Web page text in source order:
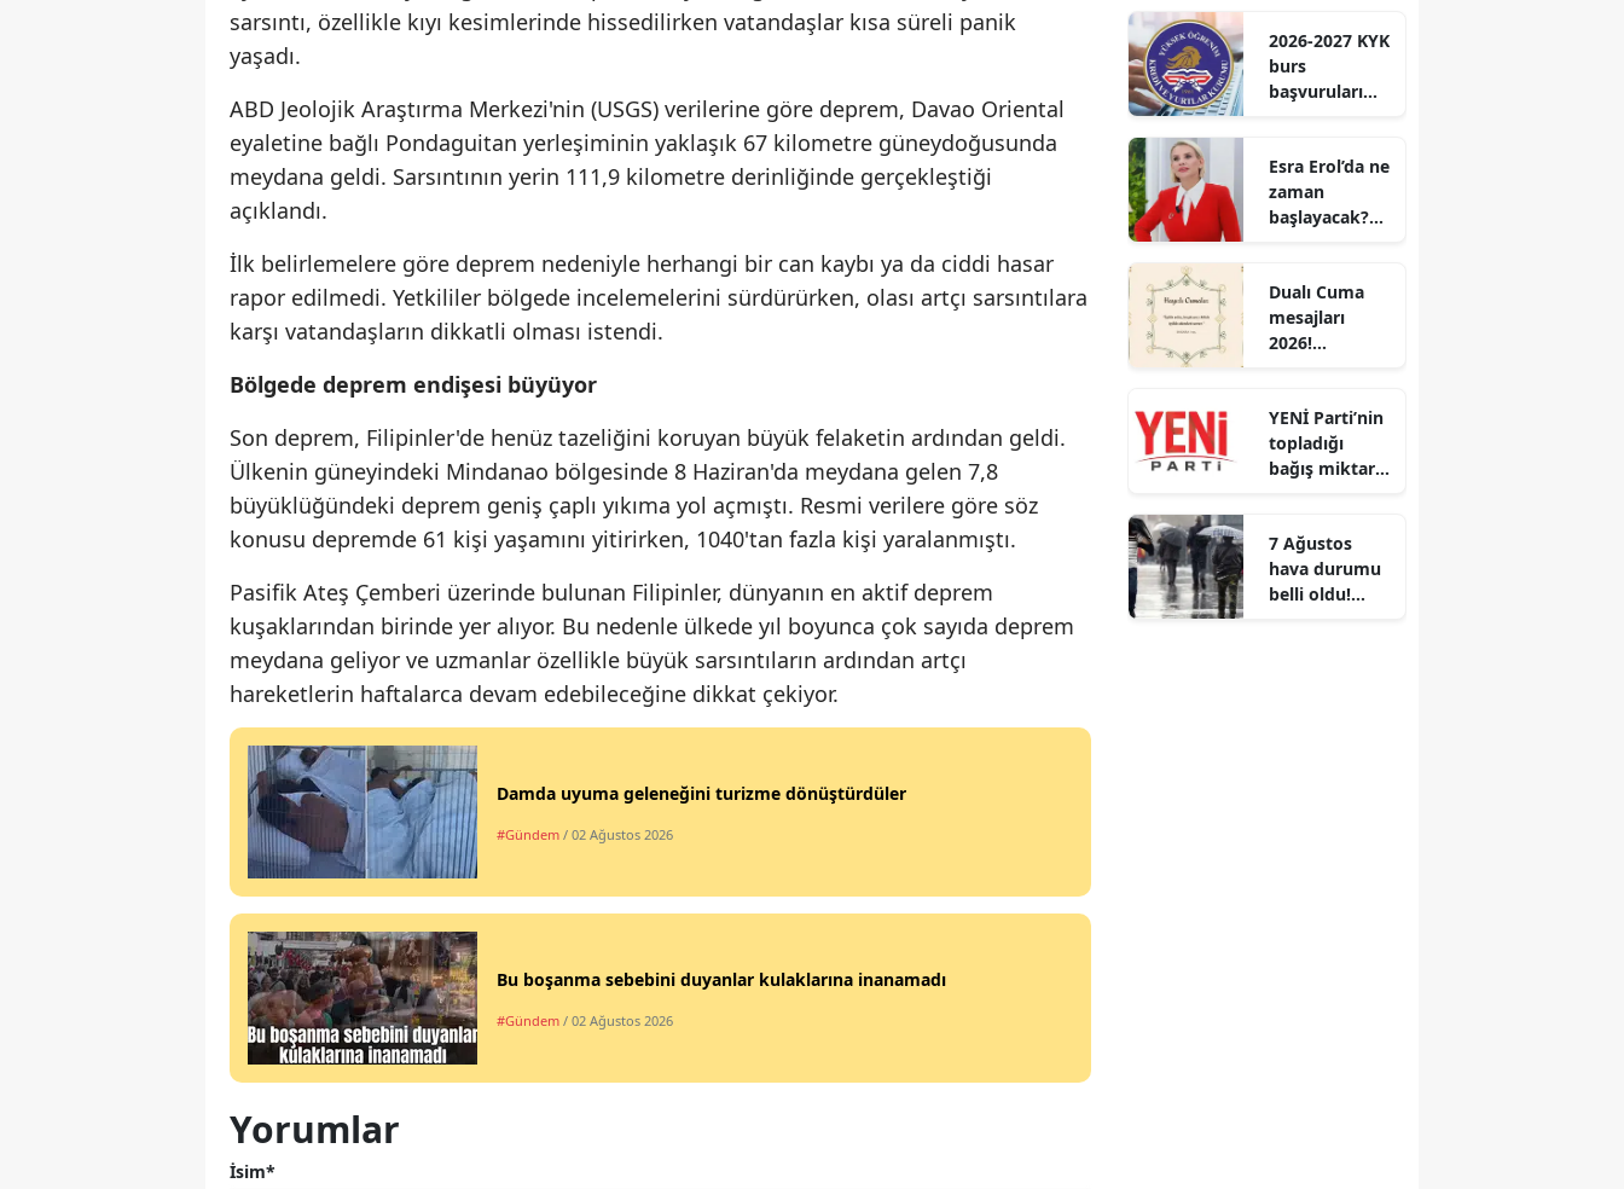
sarsıntı, özellikle kıyı kesimlerinde hissedilirken vatandaşlar kısa süreli panik
yaşadı.
ABD Jeolojik Araştırma Merkezi'nin (USGS) verilerine göre deprem, Davao Oriental
eyaletine bağlı Pondaguitan yerleşiminin yaklaşık 67 kilometre güneydoğusunda
meydana geldi. Sarsıntının yerin 111,9 kilometre derinliğinde gerçekleştiği
açıklandı.
İlk belirlemelere göre deprem nedeniyle herhangi bir can kaybı ya da ciddi hasar
rapor edilmedi. Yetkililer bölgede incelemelerini sürdürürken, olası artçı sarsıntılara
karşı vatandaşların dikkatli olması istendi.
Bölgede deprem endişesi büyüyor
Son deprem, Filipinler'de henüz tazeliğini koruyan büyük felaketin ardından geldi.
Ülkenin güneyindeki Mindanao bölgesinde 8 Haziran'da meydana gelen 7,8
büyüklüğündeki deprem geniş çaplı yıkıma yol açmıştı. Resmi verilere göre söz
konusu depremde 61 kişi yaşamını yitirirken, 1040'tan fazla kişi yaralanmıştı.
Pasifik Ateş Çemberi üzerinde bulunan Filipinler, dünyanın en aktif deprem
kuşaklarından birinde yer alıyor. Bu nedenle ülkede yıl boyunca çok sayıda deprem
meydana geliyor ve uzmanlar özellikle büyük sarsıntıların ardından artçı
hareketlerin haftalarca devam edebileceğine dikkat çekiyor.
Damda uyuma geleneğini turizme dönüştürdüler
#Gündem / 02 Ağustos 2026
Bu boşanma sebebini duyanlar kulaklarına inanamadı
#Gündem / 02 Ağustos 2026
Yorumlar
İsim*
2026-2027 KYK
burs
başvuruları
yüksek lisans
ve doktora
tutarları belli
Esra Erol’da ne
zaman
başlayacak?
tarihi belli
oldu mu?
Dualı Cuma
mesajları
2026!
en özel sözler
YENİ Parti’nin
topladığı
bağış miktarı
devam ediyor
7 Ağustos
hava durumu
belli oldu!